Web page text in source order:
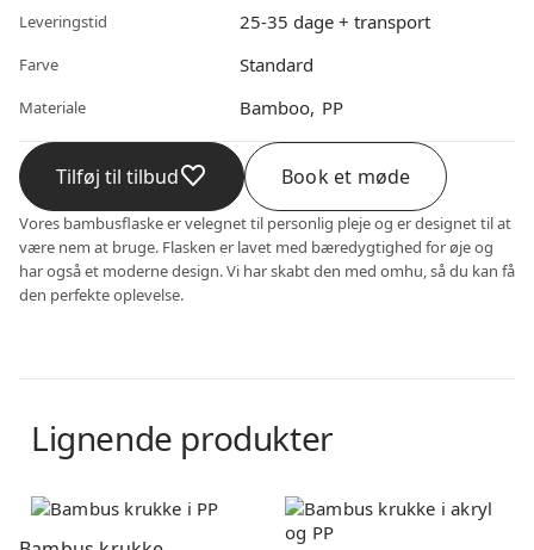
Leveringstid 25-35 dage + transport
Farve Standard
Materiale Bamboo PP
Tilføj til tilbud Book et møde
Vores bambusflaske er velegnet til personlig pleje og er designet til at
være nem at bruge. Flasken er lavet med bæredygtighed for øje og
har også et moderne design. Vi har skabt den med omhu, så du kan få
den perfekte oplevelse.
Lignende produkter
Bambus Bambus